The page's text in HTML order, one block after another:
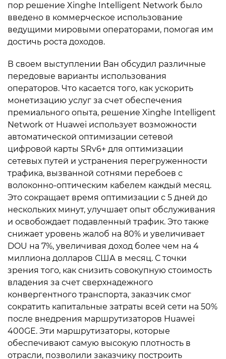
пор решение Xinghe Intelligent Network было
введено в коммерческое использование
ведущими мировыми операторами, помогая им
достичь роста доходов.
В своем выступлении Ван обсудил различные
передовые варианты использования
операторов. Что касается того, как ускорить
монетизацию услуг за счет обеспечения
премиального опыта, решение Xinghe Intelligent
Network от Huawei использует возможности
автоматической оптимизации сетевой
цифровой карты SRv6+ для оптимизации
сетевых путей и устранения перегруженности
трафика, вызванной сотнями перебоев с
волоконно-оптическим кабелем каждый месяц.
Это сокращает время оптимизации с 5 дней до
нескольких минут, улучшает опыт обслуживания
и освобождает подавленный трафик. Это также
снижает уровень жалоб на 80% и увеличивает
DOU на 7%, увеличивая доход более чем на 4
миллиона долларов США в месяц. С точки
зрения того, как снизить совокупную стоимость
владения за счет сверхнадежного
конвергентного транспорта, заказчик смог
сократить капитальные затраты всей сети на 50%
после внедрения маршрутизаторов Huawei
400GE. Эти маршрутизаторы, которые
обеспечивают самую высокую плотность в
отрасли, позволили заказчику построить